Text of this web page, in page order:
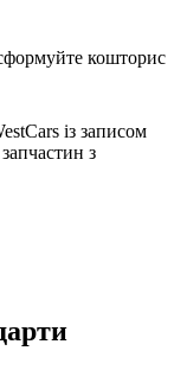
кошторис
із записом
з